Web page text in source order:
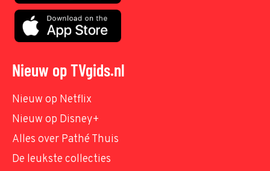
Nieuw op TVgids.nl
Nieuw op Netflix
Nieuw op Disney+
Alles over Pathé Thuis
De leukste collecties